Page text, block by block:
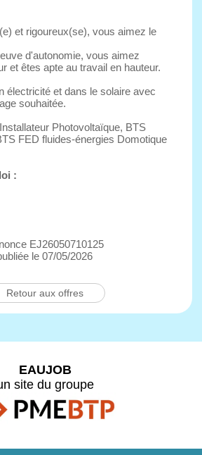
et rigoureux(se), vous aimez le
d'autonomie, vous aimez
et êtes apte au travail en hauteur.
électricité et dans le solaire avec
souhaitée.
Photovoltaïque, BTS
FED fluides-énergies Domotique
:
EJ26050710125
le 07/05/2026
Retour aux offres
EAUJOB
site du groupe